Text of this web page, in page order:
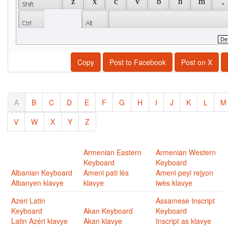
Copy Post to Facebook Post on X
A B C D E F G H I J K L
M
V
W X Y Z
Albanian Keyboard
Albanyen klavye
Armenian Eastern
Keyboard
Ameni pati lès
klavye
Armenian Western
Keyboard
Ameni peyi rejyon
lwès klavye
Azeri Latin
Keyboard
Latin Azéri klavye
Akan Keyboard
Akan klavye
Assamese Inscript
Keyboard
Inscript as klavye